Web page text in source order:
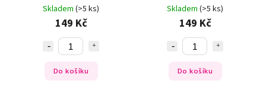
Skladem (>5 ks)
149 Kč
Do košíku
Skladem (>5 ks)
149 Kč
Do košíku